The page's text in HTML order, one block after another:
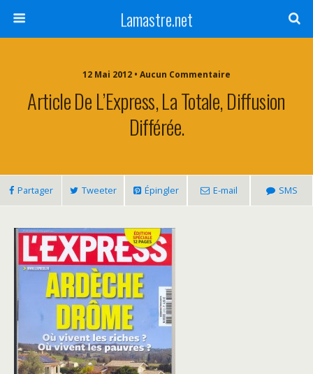
Lamastre.net
12 Mai 2012 • Aucun Commentaire
Article De L’Express, La Totale, Diffusion
Différée.
Partager Tweeter Épingler E-mail SMS